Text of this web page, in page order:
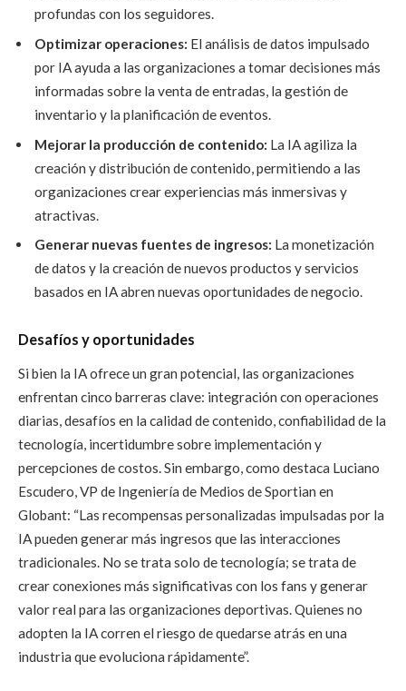
profundas con los seguidores.
Optimizar operaciones: El análisis de datos impulsado
por IA ayuda a las organizaciones a tomar decisiones más
informadas sobre la venta de entradas, la gestión de
inventario y la planificación de eventos.
Mejorar la producción de contenido: La IA agiliza la
creación y distribución de contenido, permitiendo a las
organizaciones crear experiencias más inmersivas y
atractivas.
Generar nuevas fuentes de ingresos: La monetización
de datos y la creación de nuevos productos y servicios
basados en IA abren nuevas oportunidades de negocio.
Desafíos y oportunidades
Si bien la IA ofrece un gran potencial, las organizaciones
enfrentan cinco barreras clave: integración con operaciones
diarias, desafíos en la calidad de contenido, confiabilidad de la
tecnología, incertidumbre sobre implementación y
percepciones de costos. Sin embargo, como destaca Luciano
Escudero, VP de Ingeniería de Medios de Sportian en
Globant: “Las recompensas personalizadas impulsadas por la
IA pueden generar más ingresos que las interacciones
tradicionales. No se trata solo de tecnología; se trata de
crear conexiones más significativas con los fans y generar
valor real para las organizaciones deportivas. Quienes no
adopten la IA corren el riesgo de quedarse atrás en una
industria que evoluciona rápidamente”.